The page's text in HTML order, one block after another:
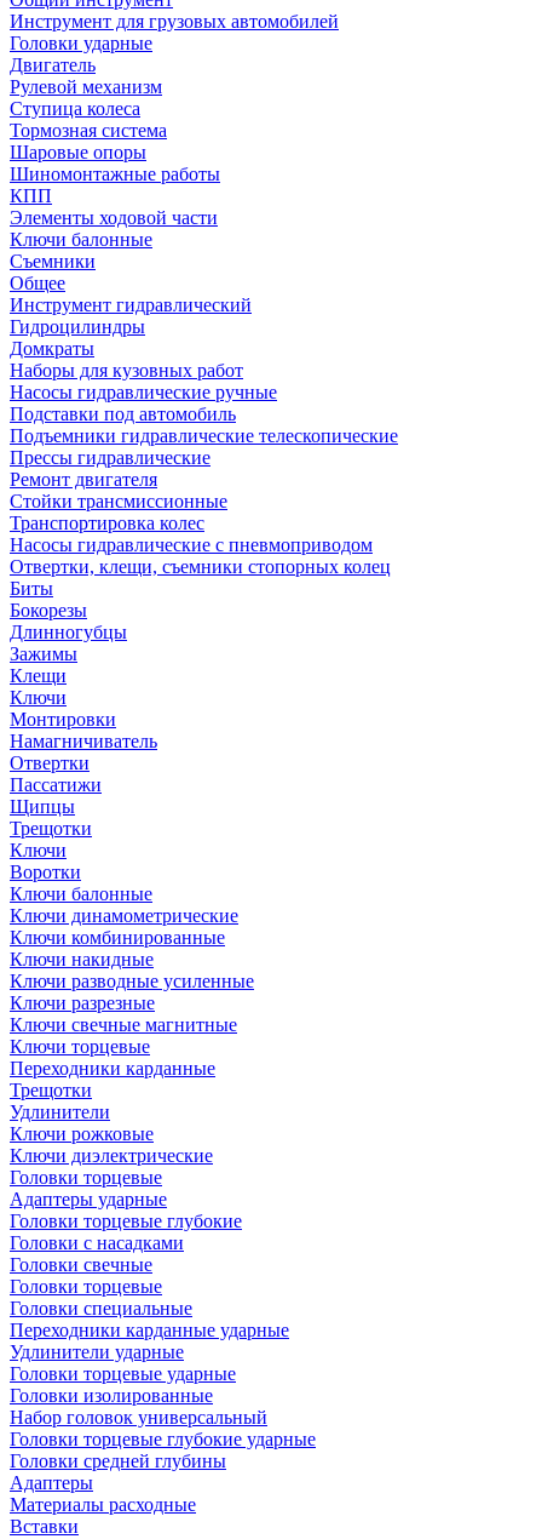
Инструмент для грузовых автомобилей
Головки ударные
Двигатель
Рулевой механизм
Ступица колеса
Тормозная система
Шаровые опоры
Шиномонтажные работы
КПП
Элементы ходовой части
Ключи балонные
Съемники
Общее
Инструмент гидравлический
Гидроцилиндры
Домкраты
Наборы для кузовных работ
Насосы гидравлические ручные
Подставки под автомобиль
Подъемники гидравлические телескопические
Прессы гидравлические
Ремонт двигателя
Стойки трансмиссионные
Транспортировка колес
Насосы гидравлические с пневмоприводом
Отвертки, клещи, съемники стопорных колец
Биты
Бокорезы
Длинногубцы
Зажимы
Клещи
Ключи
Монтировки
Намагничиватель
Отвертки
Пассатижи
Щипцы
Трещотки
Ключи
Воротки
Ключи балонные
Ключи динамометрические
Ключи комбинированные
Ключи накидные
Ключи разводные усиленные
Ключи разрезные
Ключи свечные магнитные
Ключи торцевые
Переходники карданные
Трещотки
Удлинители
Ключи рожковые
Ключи диэлектрические
Головки торцевые
Адаптеры ударные
Головки торцевые глубокие
Головки с насадками
Головки свечные
Головки торцевые
Головки специальные
Переходники карданные ударные
Удлинители ударные
Головки торцевые ударные
Головки изолированные
Набор головок универсальный
Головки торцевые глубокие ударные
Головки средней глубины
Адаптеры
Материалы расходные
Вставки